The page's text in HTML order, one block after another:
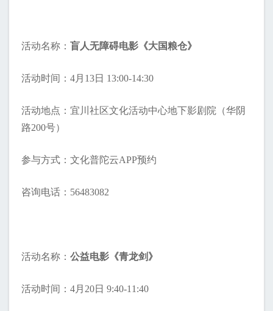
活动名称： 盲人无障碍电影《大国粮仓》
活动时间：4月13日 13:00-14:30
活动地点：宜川社区文化活动中心地下影剧院（华阴
路200号）
参与方式：文化普陀云APP预约
咨询电话：56483082
活动名称： 公益电影《青龙剑》
活动时间：4月20日 9:40-11:40